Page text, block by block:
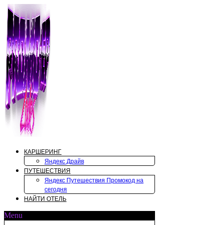
Перейти
содержимому
КАРШЕРИНГ
Яндекс Драйв
ПУТЕШЕСТВИЯ
Яндекс Путешествия Промокод на
сегодня
НАЙТИ ОТЕЛЬ
Menu